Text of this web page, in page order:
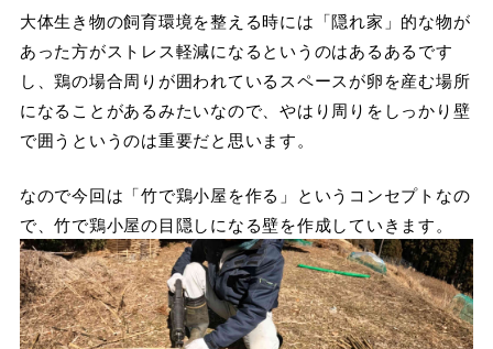
大体生き物の飼育環境を整える時には「隠れ家」的な物が
あった方がストレス軽減になるというのはあるあるです
し、鶏の場合周りが囲われているスペースが卵を産む場所
になることがあるみたいなので、やはり周りをしっかり壁
で囲うというのは重要だと思います。
なので今回は「竹で鶏小屋を作る」というコンセプトなの
で、竹で鶏小屋の目隠しになる壁を作成していきます。